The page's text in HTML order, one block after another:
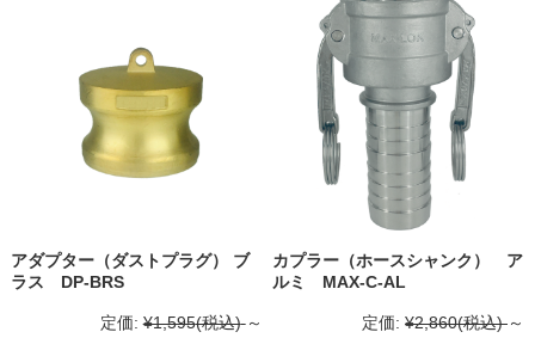
アダプター（ダストプラグ） ブ
ラス DP-BRS
定価: ¥1,595(税込) ～
カプラー（ホースシャンク） ア
ルミ MAX-C-AL
定価: ¥2,860(税込) ～